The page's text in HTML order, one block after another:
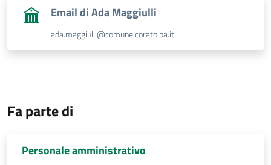
Email di Ada Maggiulli
ada.maggiulli@comune.corato.ba.it
Fa parte di
Personale amministrativo